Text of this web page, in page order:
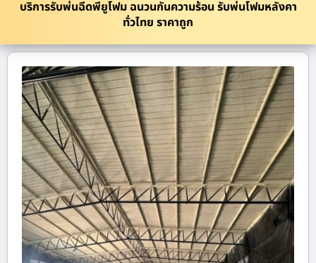
บริการรับพ่นฉีดพียูโฟม ฉนวนกันความร้อน รับพ่นโฟมหลังคา
ทั่วไทย ราคาถูก